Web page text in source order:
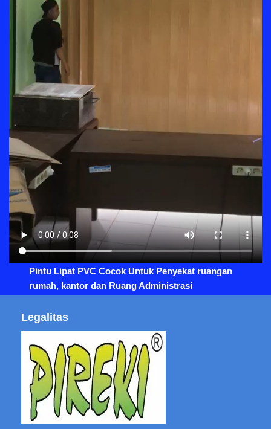
Pintu Lipat PVC Cocok Untuk Penyekat ruangan
rumah, kantor dan Ruang Administrasi
Legalitas